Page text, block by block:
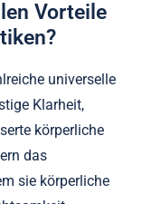
Vorteile
universelle
Klarheit,
körperliche
das
sie körperliche